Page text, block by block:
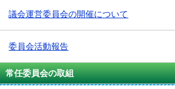
議会運営委員会の開催について
委員会活動報告
常任委員会の取組